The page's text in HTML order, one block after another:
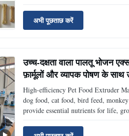
अभी पूछताछ करें
उच्च-दक्षता वाला पालतू भोजन
फ़ार्मूलों और व्यापक पोषण के साथ
High-efficiency Pet Food Extruder
dog food, cat food, bird feed,
provide essential nutrients for life,